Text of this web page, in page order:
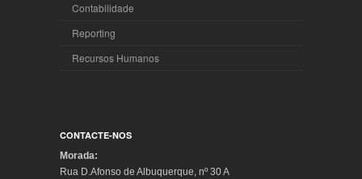
Contabilidade
Reporting
Recursos Humanos
CONTACTE-NOS
Morada:
Rua D.Afonso de Albuquerque, nº 30 A